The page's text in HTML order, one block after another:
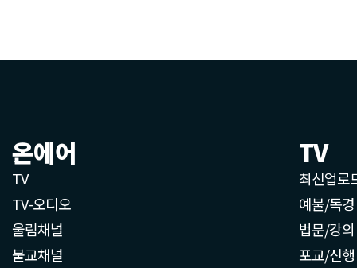
온에어
TV
TV-오디오
울림채널
불교채널
TV
최신업로
예불/독경
법문/강의
포교/신행